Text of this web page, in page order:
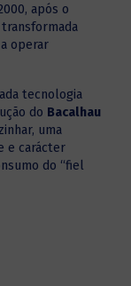
após o
operar
tecnologia
do Bacalhau
uma
e carácter
do “fiel